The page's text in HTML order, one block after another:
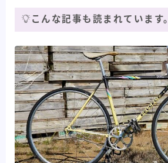
こんな記事も読まれています